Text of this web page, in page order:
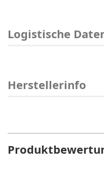
Logistische
Herstellerinfo